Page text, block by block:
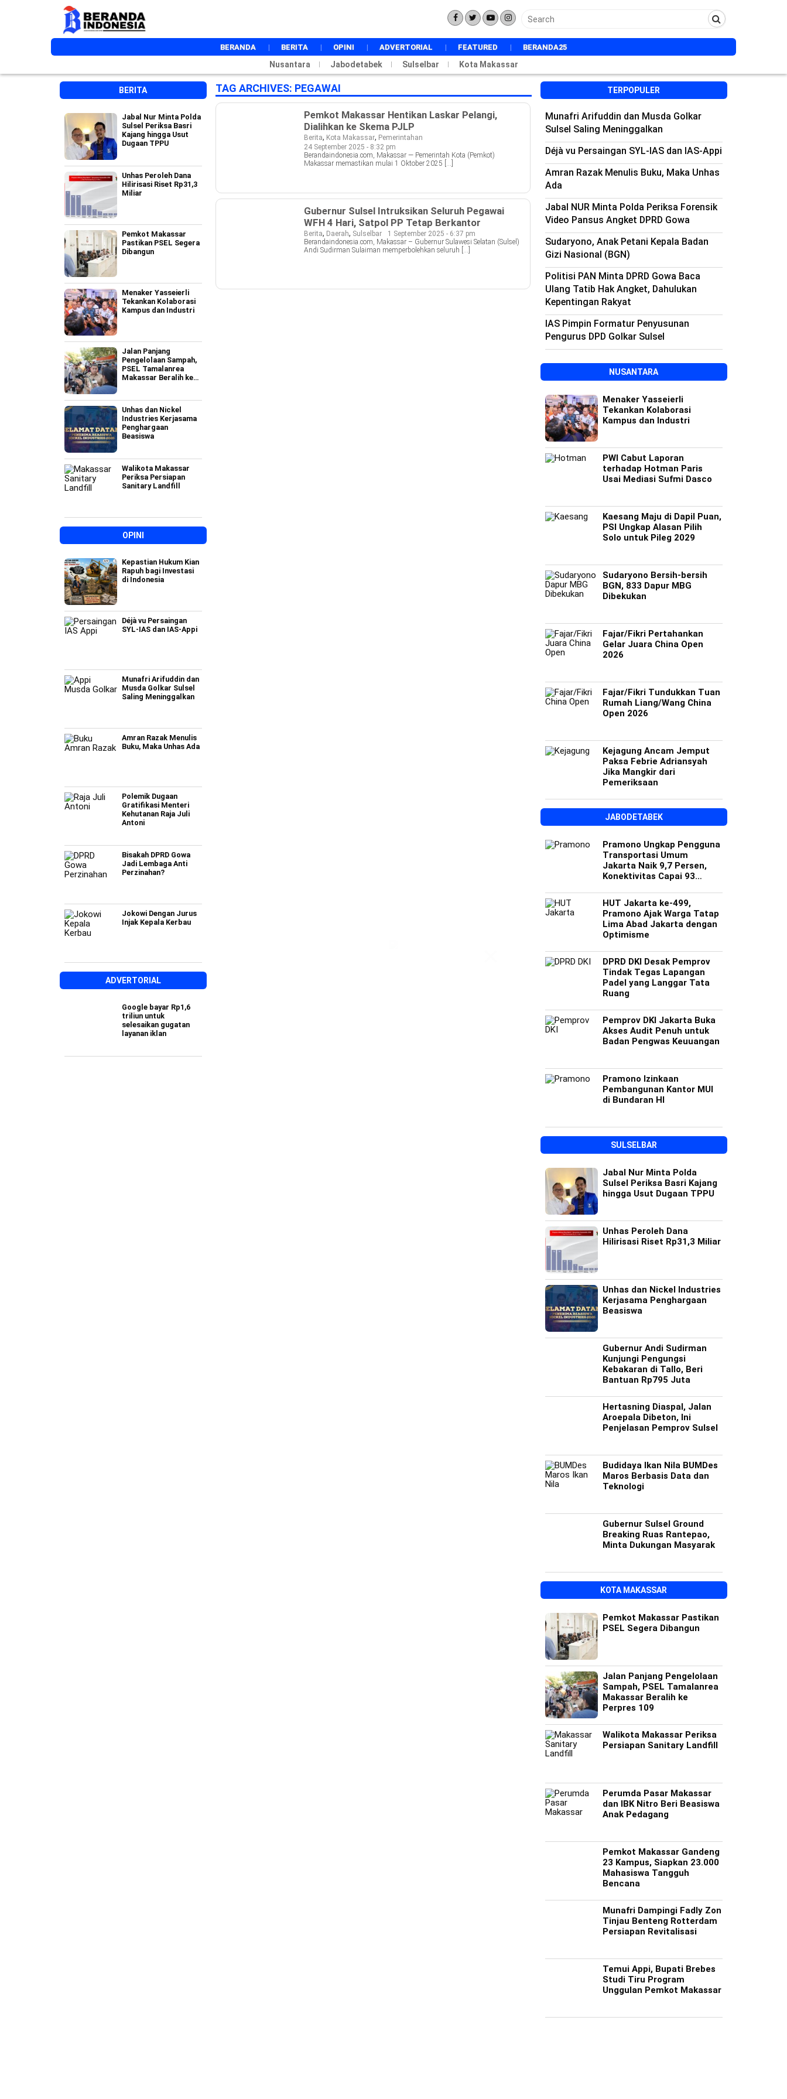
BERANDA BERITA
NASIONAL
INTERNASIONAL
POLITIK
PEMERINTAHAN
EKONOMI
HUKUM
DAERAH
PENDIDIKAN
BUDAYA
TECHSTYLE
SPORT
WISATA
OPINI ADVERTORIAL FEATURED BERANDA25
Nusantara Jabodetabek Sulselbar Kota Makassar
BERITA
Jabal Nur Minta Polda
Sulsel Periksa Basri
Kajang hingga Usut
Dugaan TPPU
Unhas Peroleh Dana
Hilirisasi Riset Rp31,3
Miliar
Pemkot Makassar
Pastikan PSEL Segera
Dibangun
Menaker Yasseierli
Tekankan Kolaborasi
Kampus dan Industri
Jalan Panjang
Pengelolaan Sampah,
PSEL Tamalanrea
Makassar Beralih ke
Unhas dan Nickel
Industries Kerjasama
Penghargaan
Beasiswa
Walikota Makassar
Periksa Persiapan
Sanitary Landfill
OPINI
Kepastian Hukum Kian
Rapuh bagi Investasi
di Indonesia
Déjà vu Persaingan
SYL-IAS dan IAS-Appi
Munafri Arifuddin dan
Musda Golkar Sulsel
Saling Meninggalkan
Amran Razak Menulis
Buku, Maka Unhas Ada
Polemik Dugaan
Gratifikasi Menteri
Kehutanan Raja Juli
Antoni
Bisakah DPRD Gowa
Jadi Lembaga Anti
Perzinahan?
Jokowi Dengan Jurus
Injak Kepala Kerbau
ADVERTORIAL
Google bayar Rp1,6
triliun untuk
selesaikan gugatan
layanan iklan
TAG ARCHIVES: PEGAWAI
Pemkot Makassar Hentikan Laskar Pelangi,
Dialihkan ke Skema PJLP
Berita, Kota Makassar, Pemerintahan
24 September 2025 - 8:32 pm
Berandaindonesia.com, Makassar — Pemerintah Kota (Pemkot)
Makassar memastikan mulai 1 Oktober 2025 […]
Gubernur Sulsel Intruksikan Seluruh Pegawai
WFH 4 Hari, Satpol PP Tetap Berkantor
Berita, Daerah, Sulselbar
1 September 2025 - 6:37 pm
Berandaindonesia.com, Makassar – Gubernur Sulawesi Selatan (Sulsel)
Andi Sudirman Sulaiman memperbolehkan seluruh […]
TERPOPULER
Munafri Arifuddin dan Musda Golkar
Sulsel Saling Meninggalkan
Déjà vu Persaingan SYL-IAS dan IAS-Appi
Amran Razak Menulis Buku, Maka Unhas
Ada
Jabal NUR Minta Polda Periksa Forensik
Video Pansus Angket DPRD Gowa
Sudaryono, Anak Petani Kepala Badan
Gizi Nasional (BGN)
Politisi PAN Minta DPRD Gowa Baca
Ulang Tatib Hak Angket, Dahulukan
Kepentingan Rakyat
IAS Pimpin Formatur Penyusunan
Pengurus DPD Golkar Sulsel
NUSANTARA
Menaker Yasseierli
Tekankan Kolaborasi
Kampus dan Industri
PWI Cabut Laporan
terhadap Hotman Paris
Usai Mediasi Sufmi Dasco
Kaesang Maju di Dapil Puan,
PSI Ungkap Alasan Pilih
Solo untuk Pileg 2029
Sudaryono Bersih-bersih
BGN, 833 Dapur MBG
Dibekukan
Fajar/Fikri Pertahankan
Gelar Juara China Open
2026
Fajar/Fikri Tundukkan Tuan
Rumah Liang/Wang China
Open 2026
Kejagung Ancam Jemput
Paksa Febrie Adriansyah
Jika Mangkir dari
Pemeriksaan
JABODETABEK
Pramono Ungkap Pengguna
Transportasi Umum
Jakarta Naik 9,7 Persen,
Konektivitas Capai 93
HUT Jakarta ke-499,
Pramono Ajak Warga Tatap
Lima Abad Jakarta dengan
Optimisme
DPRD DKI Desak Pemprov
Tindak Tegas Lapangan
Padel yang Langgar Tata
Ruang
Pemprov DKI Jakarta Buka
Akses Audit Penuh untuk
Badan Pengwas Keuuangan
Pramono Izinkaan
Pembangunan Kantor MUI
di Bundaran HI
SULSELBAR
Jabal Nur Minta Polda
Sulsel Periksa Basri Kajang
hingga Usut Dugaan TPPU
Unhas Peroleh Dana
Hilirisasi Riset Rp31,3 Miliar
Unhas dan Nickel Industries
Kerjasama Penghargaan
Beasiswa
Gubernur Andi Sudirman
Kunjungi Pengungsi
Kebakaran di Tallo, Beri
Bantuan Rp795 Juta
Hertasning Diaspal, Jalan
Aroepala Dibeton, Ini
Penjelasan Pemprov Sulsel
Budidaya Ikan Nila BUMDes
Maros Berbasis Data dan
Teknologi
Gubernur Sulsel Ground
Breaking Ruas Rantepao,
Minta Dukungan Masyarak
KOTA MAKASSAR
Pemkot Makassar Pastikan
PSEL Segera Dibangun
Jalan Panjang Pengelolaan
Sampah, PSEL Tamalanrea
Makassar Beralih ke
Perpres 109
Walikota Makassar Periksa
Persiapan Sanitary Landfill
Perumda Pasar Makassar
dan IBK Nitro Beri Beasiswa
Anak Pedagang
Pemkot Makassar Gandeng
23 Kampus, Siapkan 23.000
Mahasiswa Tangguh
Bencana
Munafri Dampingi Fadly Zon
Tinjau Benteng Rotterdam
Persiapan Revitalisasi
Temui Appi, Bupati Brebes
Studi Tiru Program
Unggulan Pemkot Makassar